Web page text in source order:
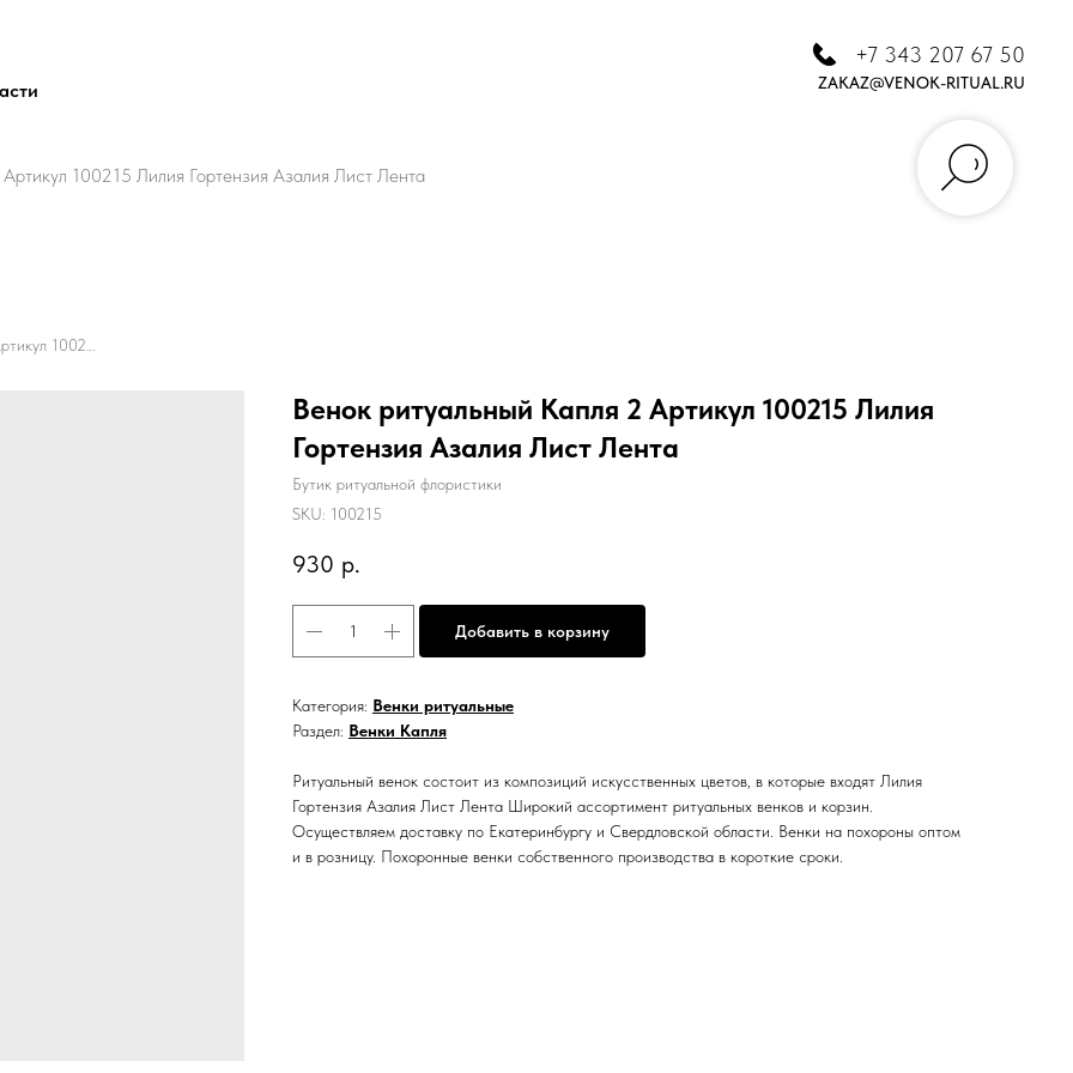
+7 343 207 67 50
ZAKAZ@VENOK-RITUAL.RU
100215 Лилия Гортензия Азалия Лист Лента
Венок ритуальный Капля 2 Артикул 100215 Лилия
Гортензия Азалия Лист Лента
Бутик ритуальной флористики
SKU: 100215
930 р.
Добавить в корзину
Категория: Венки ритуальные
Раздел: Венки Капля
Ритуальный венок состоит из композиций искусственных цветов, в которые входят Лилия
Гортензия Азалия Лист Лента Широкий ассортимент ритуальных венков и корзин.
Осуществляем доставку по Екатеринбургу и Свердловской области. Венки на похороны оптом
и в розницу. Похоронные венки собственного производства в короткие сроки.